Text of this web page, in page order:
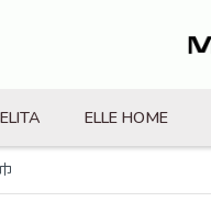
ELLE HOME